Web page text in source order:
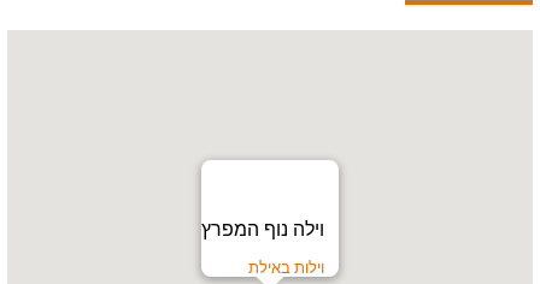
וילה נוף המפרץ
וילות באילת